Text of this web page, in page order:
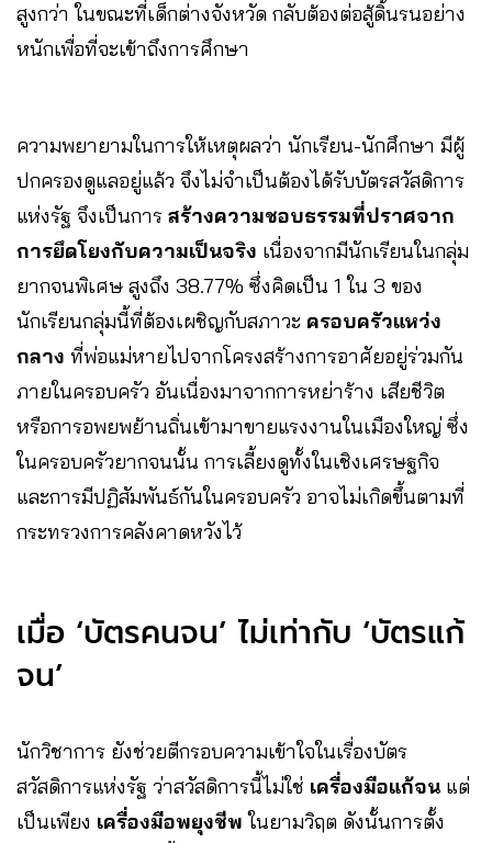
สูงกว่า ในขณะที่เด็กต่างจังหวัด กลับต้องต่อสู้ดิ้นรนอย่าง
หนักเพื่อที่จะเข้าถึงการศึกษา
ความพยายามในการให้เหตุผลว่า นักเรียน-นักศึกษา มีผู้
ปกครองดูแลอยู่แล้ว จึงไม่จำเป็นต้องได้รับบัตรสวัสดิการ
แห่งรัฐ จึงเป็นการ สร้างความชอบธรรมที่ปราศจาก
การยึดโยงกับความเป็นจริง เนื่องจากมีนักเรียนในกลุ่ม
ยากจนพิเศษ สูงถึง 38.77% ซึ่งคิดเป็น 1 ใน 3 ของ
นักเรียนกลุ่มนี้ที่ต้องเผชิญกับสภาวะ ครอบครัวแหว่ง
กลาง ที่พ่อแม่หายไปจากโครงสร้างการอาศัยอยู่ร่วมกัน
ภายในครอบครัว อันเนื่องมาจากการหย่าร้าง เสียชีวิต
หรือการอพยพย้านถิ่นเข้ามาขายแรงงานในเมืองใหญ่ ซึ่ง
ในครอบครัวยากจนนั้น การเลี้ยงดูทั้งในเชิงเศรษฐกิจ
และการมีปฏิสัมพันธ์กันในครอบครัว อาจไม่เกิดขึ้นตามที่
กระทรวงการคลังคาดหวังไว้
เมื่อ ‘บัตรคนจน’ ไม่เท่ากับ ‘บัตรแก้
จน’
นักวิชาการ ยังช่วยตีกรอบความเข้าใจในเรื่องบัตร
สวัสดิการแห่งรัฐ ว่าสวัสดิการนี้ไม่ใช่ เครื่องมือแก้จน แต่
เป็นเพียง เครื่องมือพยุงชีพ ในยามวิฤต ดังนั้นการตั้ง